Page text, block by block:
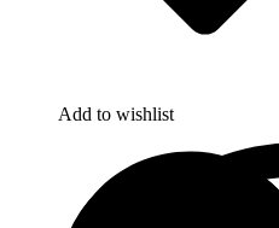
Add to wishlist